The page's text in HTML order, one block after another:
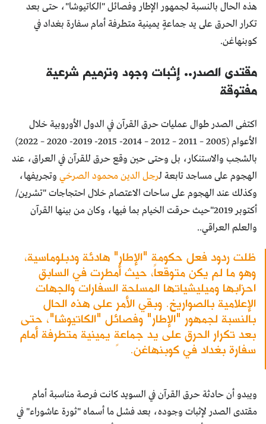
هذه الحال بالنسبة لجمهور الإطار وفصائل "الكاتيوشا"، حتى بعد
تكرار الحرق على يد جماعةٍ يمينية متطرفة أمام سفارة بغداد في
كوبنهاغن.
مقتدى الصدر.. إثبات وجود وترميم شرعية
مفتوقة
اكتفى الصدر طوال عمليات حرق القرآن في الدول الأوروبية خلال
الأعوام (2005 – 2011 – 2012 – 2014- 2015- 2019- 2020 – 2022)
بالشجب والاستنكار، بل وحتى حين وقع حرق للقرآن في العراق، عند
الهجوم على مساجد تابعة لرجل الدين محمود الصرخي وتجريفها،
وكذلك عند الهجوم على ساحات الاعتصام خلال احتجاجات "تشرين/
أكتوبر 2019"حيث حرقت الخيام بما فيها، وكان من بينها القرآن
والعلم العراقي..
ظلت ردود فعل حكومة "الإطار" هادئة ودبلوماسية،
وهو ما لم يكن متوقعاً، حيث أمطرت في السابق
احزابها وميليشياتها المسلحة السفارات والجهات
الإعلامية بالصواريخ. وبقي الأمر على هذه الحال
بالنسبة لجمهور "الإطار" وفصائل "الكاتيوشا"، حتى
بعد تكرار الحرق على يد جماعةٍ يمينية متطرفة أمام
سفارة بغداد في كوبنهاغن.
ويبدو أن حادثة حرق القرآن في السويد كانت فرصة مناسبة أمام
مقتدى الصدر لإثبات وجوده، بعد فشل ما أسماه "ثورة عاشوراء" في